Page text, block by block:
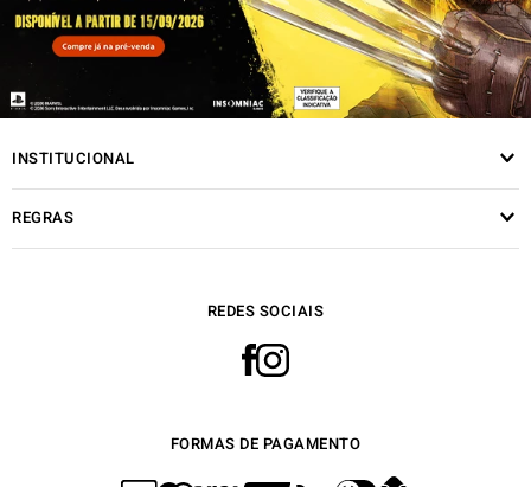
INSTITUCIONAL
REGRAS
REDES SOCIAIS
FORMAS DE PAGAMENTO